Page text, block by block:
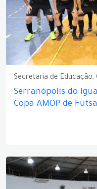
Secretaria de
Serranópolis do
Copa AMOP de